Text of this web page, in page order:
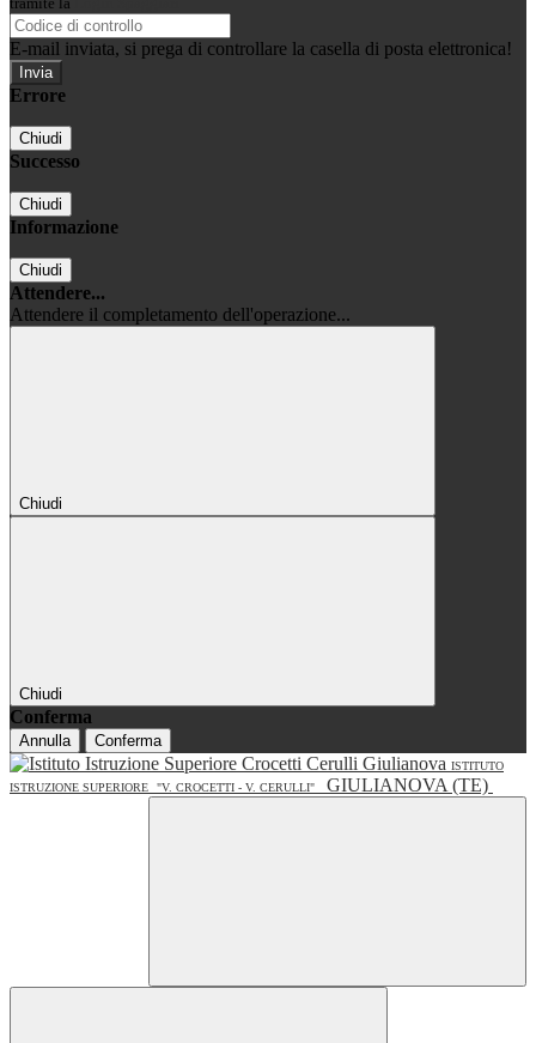
E-mail inviata, si prega di controllare la casella di posta elettronica!
Errore
Chiudi
Successo
Chiudi
Informazione
Chiudi
Attendere...
Attendere il completamento dell'operazione...
Chiudi
Chiudi
Conferma
Annulla Conferma
ISTITUTO
ISTRUZIONE SUPERIORE
"V. CROCETTI - V. CERULLI" GIULIANOVA (TE)